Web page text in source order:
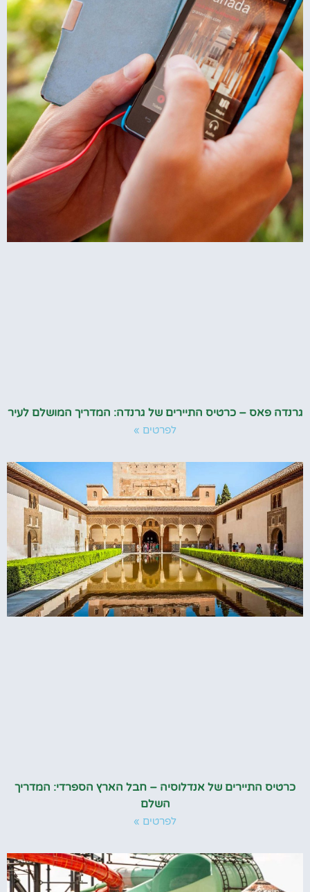
גרנדה פאס – כרטיס התיירים של גרנדה: המדריך המושלם לעיר
לפרטים »
כרטיס התיירים של אנדלוסיה – חבל הארץ הספרדי: המדריך
השלם
לפרטים »